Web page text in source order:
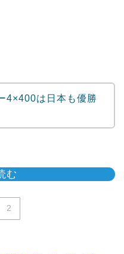
4×400は日本も優勝
む
2